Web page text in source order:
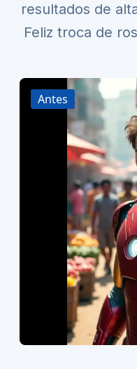
resultados de
Feliz troca de
Antes